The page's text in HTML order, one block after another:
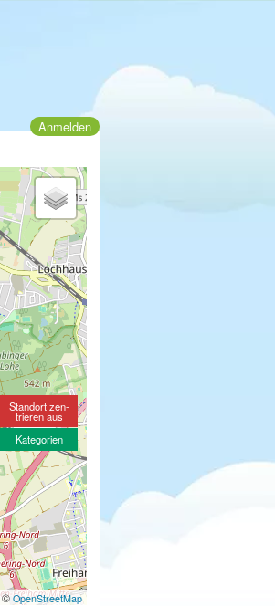
Anmelden
© OpenStreetMap
Standort zen-
trieren aus
Kategorien